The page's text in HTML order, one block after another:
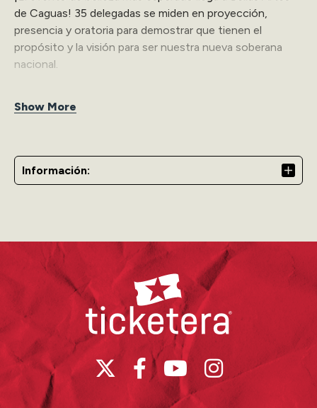
de Caguas! 35 delegadas se miden en proyección,
presencia y oratoria para demostrar que tienen el
propósito y la visión para ser nuestra nueva soberana
nacional.
cada mujer que ha usado su voz para servir, su presencia
Miss Universe Puerto Rico desde Caguas 2026
La Experiencia VIP incluye:
Acomodo en asientos preferenciales.
Participación como público en el programa especial
Viva La Reina (11:00 a 11:30pm) a transmitirse luego
del momento de coronación. Las personas que
obtengan estos boletos deben permanecer en sus
asientos, una vez culminado la competencia final.
Personal de producción de Wapa les dirigirá hacia el
área designada.
Show More
Información:
Ticketera